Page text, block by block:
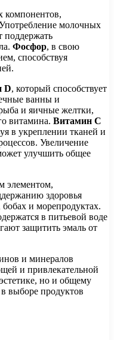
компонентов,
молочных
поддержать
Фосфор, в свою
способствуя
D, который способствует
ванны и
и яичные желтки,
витамина. Витамин C
в укреплении тканей и
Увеличение
улучшить общее
элементом,
здоровья
и морепродуктах.
в питьевой воде
защитить эмаль от
и минералов
и привлекательной
но и общему
выборе продуктов